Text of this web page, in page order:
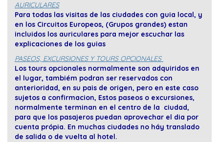
AURICULARES
Para todas las visitas de las ciudades con guia local, y
en los Circuitos Europeos, (Grupos grandes) estan
incluidos los auriculares para mejor escuchar las
explicaciones de los guias
PASEOS, EXCURSIONES Y TOURS OPCIONALES
Los tours opcionales normalmente son adquiridos en
el lugar, tambiém podran ser reservados con
anterioridad, en su pais de origen, pero en este caso
sujetos a confirmacion, Estos paseos o excursiones,
normalmente terminan en el centro de la ciudad,
para que los pasajeros puedan aprovechar el dia por
cuenta própia. En muchas ciudades no háy translado
de salida o de vuelta al hotel.